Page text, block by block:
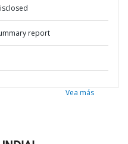
report
Vea más